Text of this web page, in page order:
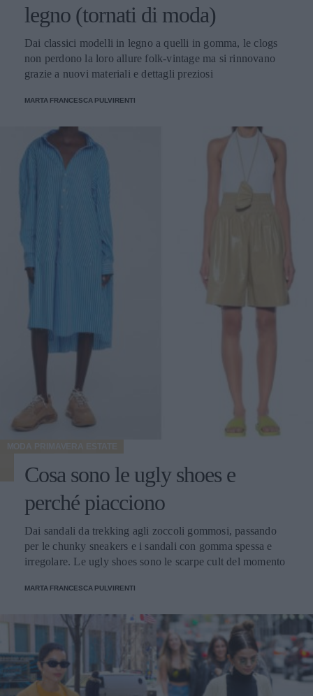
legno (tornati di moda)
Dai classici modelli in legno a quelli in gomma, le clogs
non perdono la loro allure folk-vintage ma si rinnovano
grazie a nuovi materiali e dettagli preziosi
MARTA FRANCESCA PULVIRENTI
MODA PRIMAVERA ESTATE
Cosa sono le ugly shoes e
perché piacciono
Dai sandali da trekking agli zoccoli gommosi, passando
per le chunky sneakers e i sandali con gomma spessa e
irregolare. Le ugly shoes sono le scarpe cult del momento
MARTA FRANCESCA PULVIRENTI